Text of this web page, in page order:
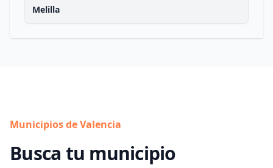
Melilla
Municipios de Valencia
Busca tu municipio